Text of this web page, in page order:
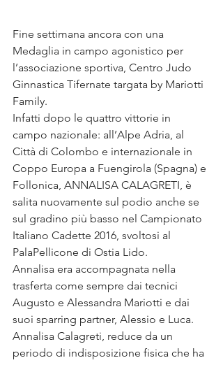
Fine settimana ancora con una
Medaglia in campo agonistico per
l’associazione sportiva, Centro Judo
Ginnastica Tifernate targata by Mariotti
Family.
Infatti dopo le quattro vittorie in
campo nazionale: all’Alpe Adria, al
Città di Colombo e internazionale in
Coppo Europa a Fuengirola (Spagna) e
Follonica, ANNALISA CALAGRETI, è
salita nuovamente sul podio anche se
sul gradino più basso nel Campionato
Italiano Cadette 2016, svoltosi al
PalaPellicone di Ostia Lido.
Annalisa era accompagnata nella
trasferta come sempre dai tecnici
Augusto e Alessandra Mariotti e dai
suoi sparring partner, Alessio e Luca.
Annalisa Calagreti, reduce da un
periodo di indisposizione fisica che ha